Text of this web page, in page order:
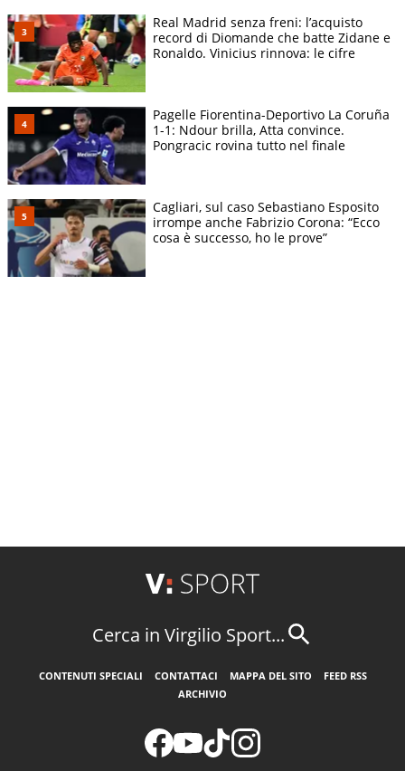
Real Madrid senza freni: l’acquisto
record di Diomande che batte Zidane e
Ronaldo. Vinicius rinnova: le cifre
Pagelle Fiorentina-Deportivo La Coruña
1-1: Ndour brilla, Atta convince.
Pongracic rovina tutto nel finale
Cagliari, sul caso Sebastiano Esposito
irrompe anche Fabrizio Corona: “Ecco
cosa è successo, ho le prove”
Cerca in Virgilio Sport...
CONTENUTI SPECIALI CONTATTACI MAPPA DEL SITO
FEED RSS
ARCHIVIO